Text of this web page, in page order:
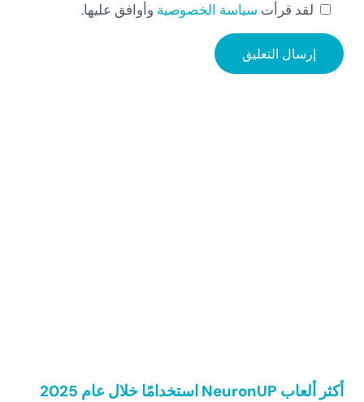
لقد قرأت سياسة الخصوصية وأوافق عليها.
أكثر ألعاب NeuronUP استخدامًا خلال عام 2025